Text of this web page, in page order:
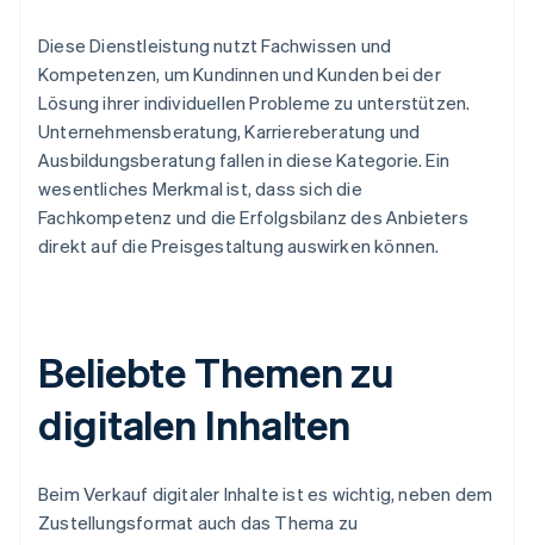
Diese Dienstleistung nutzt Fachwissen und
Kompetenzen, um Kundinnen und Kunden bei der
Lösung ihrer individuellen Probleme zu unterstützen.
Unternehmensberatung, Karriereberatung und
Ausbildungsberatung fallen in diese Kategorie. Ein
wesentliches Merkmal ist, dass sich die
Fachkompetenz und die Erfolgsbilanz des Anbieters
direkt auf die Preisgestaltung auswirken können.
Beliebte Themen zu
digitalen Inhalten
Beim Verkauf digitaler Inhalte ist es wichtig, neben dem
Zustellungsformat auch das Thema zu